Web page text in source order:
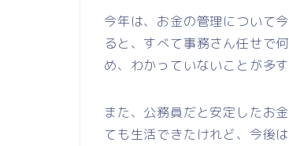
今年は、お金の管理について
ると、すべて事務さん任せで
め、わかっていないことが多す
また、公務員だと安定したお
ても生活できたけれど、今後